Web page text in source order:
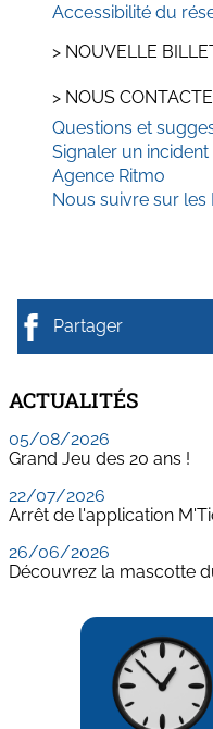
Accessibilité du
> NOUVELLE
> NOUS
Questions et
Signaler un incident
Agence Ritmo
Nous suivre sur les
Partager
ACTUALITÉS
05/08/2026
Grand Jeu des 20 ans !
22/07/2026
Arrêt de l'application
26/06/2026
Découvrez la mascotte